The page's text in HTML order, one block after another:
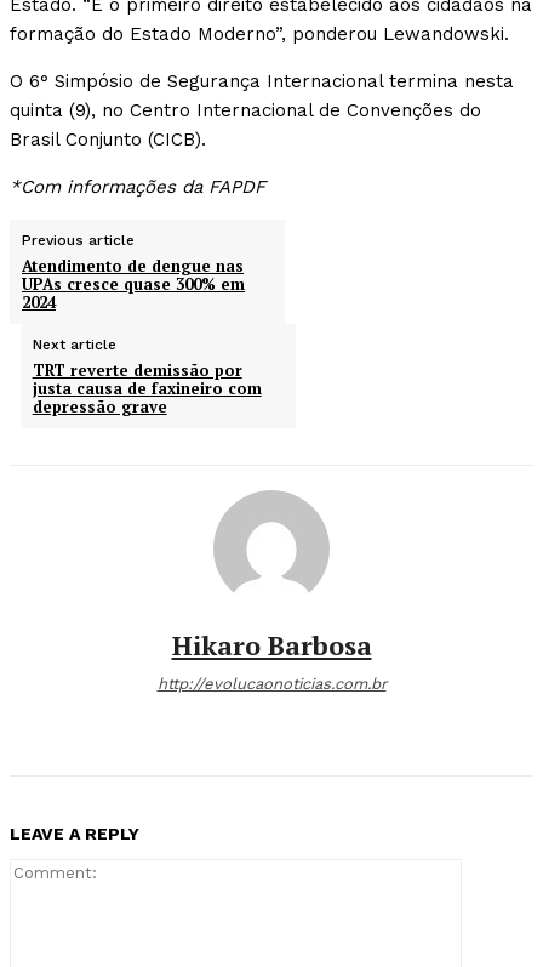
Estado. “É o primeiro direito estabelecido aos cidadãos na
formação do Estado Moderno”, ponderou Lewandowski.
O 6° Simpósio de Segurança Internacional termina nesta
quinta (9), no Centro Internacional de Convenções do
Brasil Conjunto (CICB).
*Com informações da FAPDF
Previous article
Atendimento de dengue nas
UPAs cresce quase 300% em
2024
Next article
TRT reverte demissão por
justa causa de faxineiro com
depressão grave
Hikaro Barbosa
http://evolucaonoticias.com.br
LEAVE A REPLY